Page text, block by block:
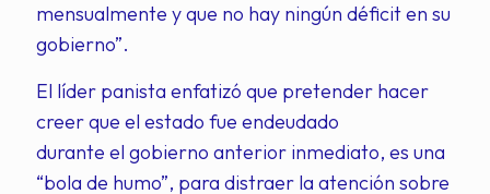
mensualmente y que no hay ningún déficit en su
gobierno”.
El líder panista enfatizó que pretender hacer
creer que el estado fue endeudado
durante el gobierno anterior inmediato, es una
“bola de humo”, para distraer la atención sobre